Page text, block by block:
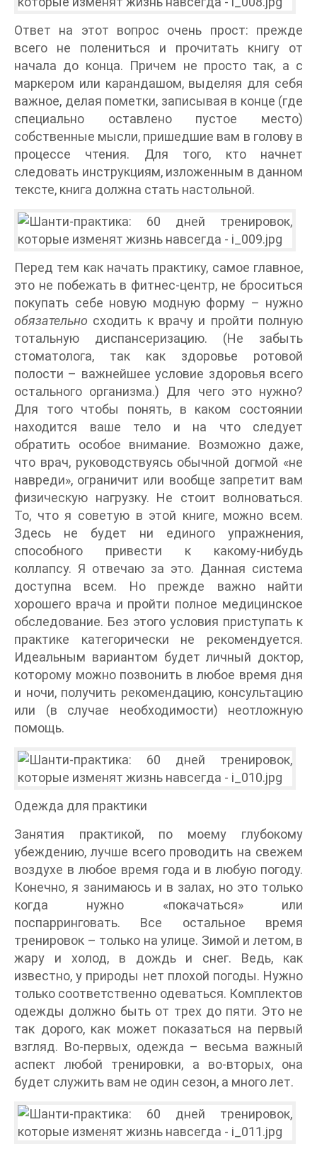
Ответ на этот вопрос очень прост: прежде
всего не полениться и прочитать книгу от
начала до конца. Причем не просто так, а с
маркером или карандашом, выделяя для себя
важное, делая пометки, записывая в конце (где
специально оставлено пустое место)
собственные мысли, пришедшие вам в голову в
процессе чтения. Для того, кто начнет
следовать инструкциям, изложенным в данном
тексте, книга должна стать настольной.
Перед тем как начать практику, самое главное,
это не побежать в фитнес-центр, не броситься
покупать себе новую модную форму – нужно
обязательно сходить к врачу и пройти полную
тотальную диспансеризацию. (Не забыть
стоматолога, так как здоровье ротовой
полости – важнейшее условие здоровья всего
остального организма.) Для чего это нужно?
Для того чтобы понять, в каком состоянии
находится ваше тело и на что следует
обратить особое внимание. Возможно даже,
что врач, руководствуясь обычной догмой «не
навреди», ограничит или вообще запретит вам
физическую нагрузку. Не стоит волноваться.
То, что я советую в этой книге, можно всем.
Здесь не будет ни единого упражнения,
способного привести к какому-нибудь
коллапсу. Я отвечаю за это. Данная система
доступна всем. Но прежде важно найти
хорошего врача и пройти полное медицинское
обследование. Без этого условия приступать к
практике категорически не рекомендуется.
Идеальным вариантом будет личный доктор,
которому можно позвонить в любое время дня
и ночи, получить рекомендацию, консультацию
или (в случае необходимости) неотложную
помощь.
Одежда для практики
Занятия практикой, по моему глубокому
убеждению, лучше всего проводить на свежем
воздухе в любое время года и в любую погоду.
Конечно, я занимаюсь и в залах, но это только
когда нужно «покачаться» или
поспарринговать. Все остальное время
тренировок – только на улице. Зимой и летом, в
жару и холод, в дождь и снег. Ведь, как
известно, у природы нет плохой погоды. Нужно
только соответственно одеваться. Комплектов
одежды должно быть от трех до пяти. Это не
так дорого, как может показаться на первый
взгляд. Во-первых, одежда – весьма важный
аспект любой тренировки, а во-вторых, она
будет служить вам не один сезон, а много лет.